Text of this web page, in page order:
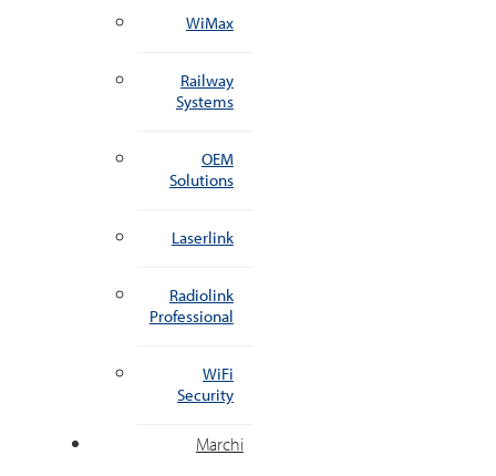
WiMax
Railway
Systems
OEM
Solutions
Laserlink
Radiolink
Professional
WiFi
Security
Marchi